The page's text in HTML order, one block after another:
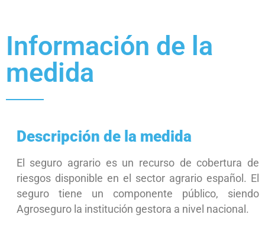
Información de la
medida
Descripción de la medida
El seguro agrario es un recurso de cobertura de
riesgos disponible en el sector agrario español. El
seguro tiene un componente público, siendo
Agroseguro la institución gestora a nivel nacional.